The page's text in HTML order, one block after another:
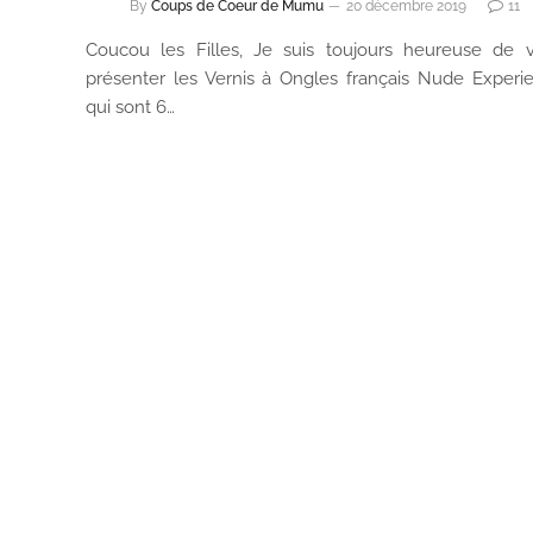
By Coups de Coeur de Mumu 20 décembre 2019 11
Coucou les Filles, Je suis toujours heureuse de
présenter les Vernis à Ongles français Nude
qui sont 6…